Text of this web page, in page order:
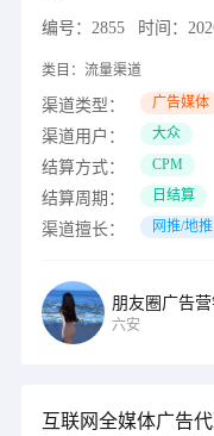
编号： 2855 时间：
类目： 流量渠道
渠道类型： 广告媒体
渠道用户： 大众
结算方式： CPM
结算周期： 日结算
渠道擅长： 网推/地推
朋友圈广告营
六安
互联网全媒体广告